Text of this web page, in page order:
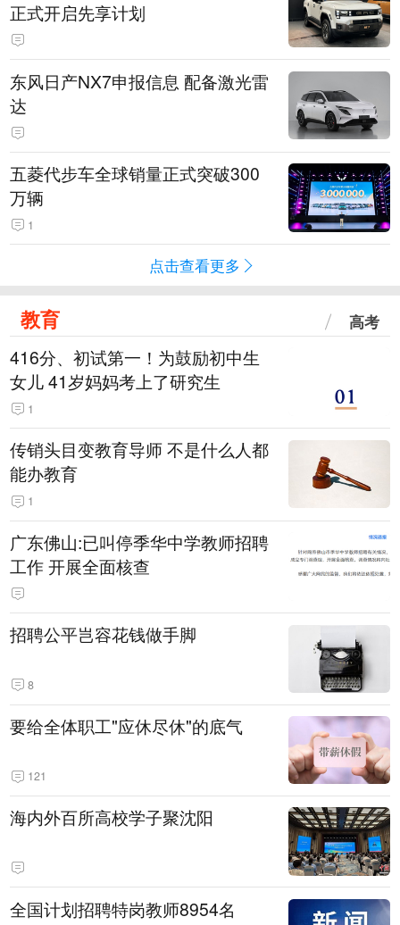
正式开启先享计划
东风日产NX7申报信息 配备激光雷
达
五菱代步车全球销量正式突破300
万辆
1
点击查看更多
教育 高考
416分、初试第一！为鼓励初中生
女儿 41岁妈妈考上了研究生
1
传销头目变教育导师 不是什么人都
能办教育
1
广东佛山:已叫停季华中学教师招聘
工作 开展全面核查
招聘公平岂容花钱做手脚
8
要给全体职工"应休尽休"的底气
121
海内外百所高校学子聚沈阳
全国计划招聘特岗教师8954名